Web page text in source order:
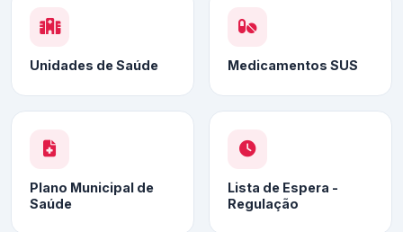
Unidades de Saúde Medicamentos SUS
Plano Municipal de
Saúde
Lista de Espera -
Regulação